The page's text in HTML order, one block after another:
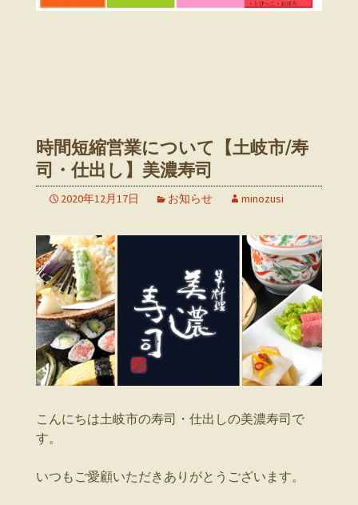
時間短縮営業について【土岐市/寿
司・仕出し】美濃寿司
2020年12月17日 お知らせ minozusi
こんにちは土岐市の寿司・仕出しの美濃寿司で
す。
いつもご愛顧いただきありがとうございます。